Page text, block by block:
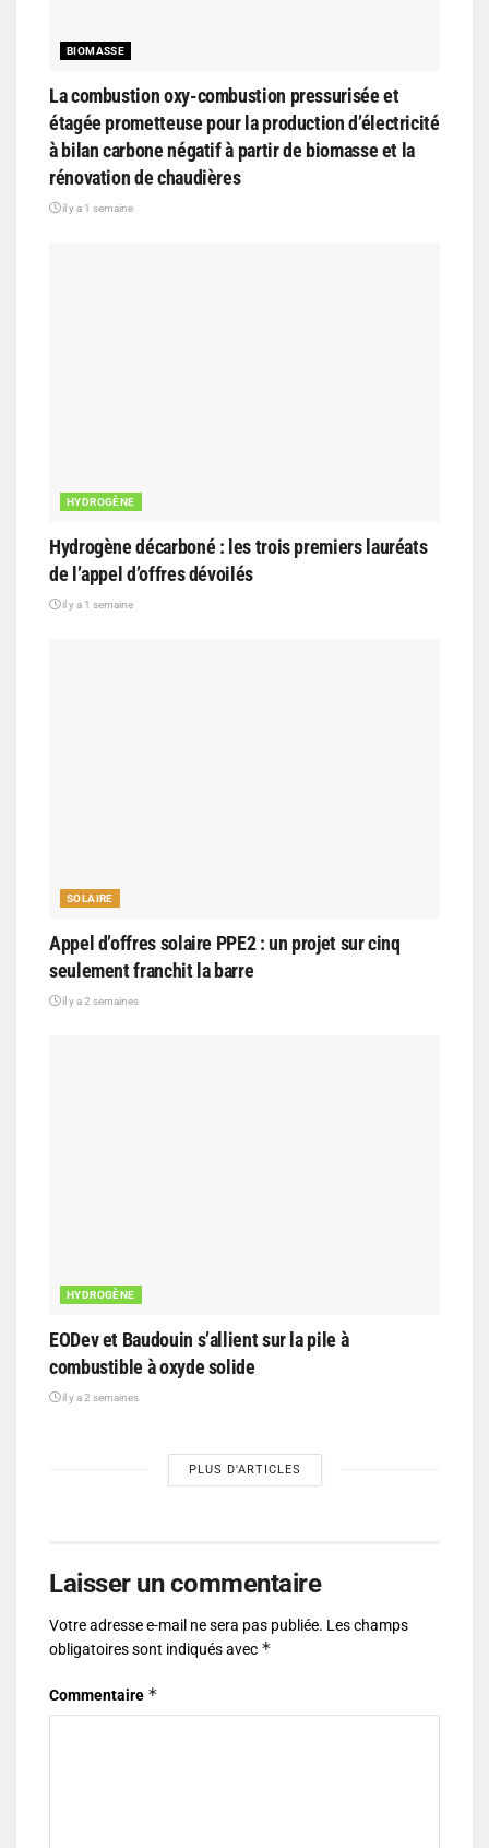
BIOMASSE
La combustion oxy-combustion pressurisée et
étagée prometteuse pour la production d’électricité
à bilan carbone négatif à partir de biomasse et la
rénovation de chaudières
il y a 1 semaine
HYDROGÈNE
Hydrogène décarboné : les trois premiers lauréats
de l’appel d’offres dévoilés
il y a 1 semaine
SOLAIRE
Appel d’offres solaire PPE2 : un projet sur cinq
seulement franchit la barre
il y a 2 semaines
HYDROGÈNE
EODev et Baudouin s’allient sur la pile à
combustible à oxyde solide
il y a 2 semaines
PLUS D'ARTICLES
Laisser un commentaire
Votre adresse e-mail ne sera pas publiée. Les champs
obligatoires sont indiqués avec *
Commentaire *